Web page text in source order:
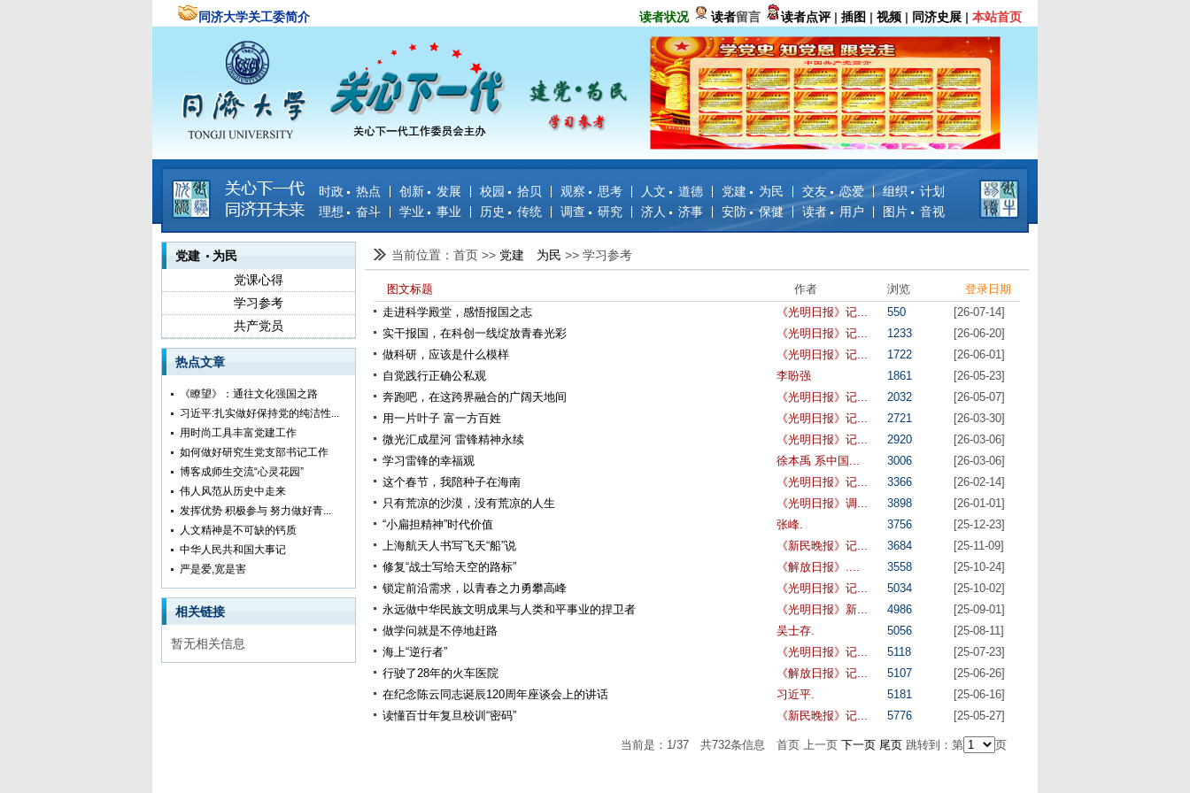
同济大学关工委简介 读者状况 读者留言 读者点评 | 插图 | 视频 | 同济史展 | 本站首页
时政 热点 创新 发展 校园 拾贝 观察 思考 人文 道德 党建 为民 交友 恋爱
组织 计划
理想 奋斗
学业 事业 历史 传统 调查 研究 济人 济事 安防 保健 读者 用户 图片 音视
党建 为民
党课心得
学习参考
共产党员
热点文章
《瞭望》：通往文化强国之路
习近平:扎实做好保持党的纯洁性...
用时尚工具丰富党建工作
如何做好研究生党支部书记工作
博客成师生交流“心灵花园”
伟人风范从历史中走来
发挥优势 积极参与 努力做好青...
人文精神是不可缺的钙质
中华人民共和国大事记
严是爱,宽是害
相关链接
暂无相关信息
当前位置：首页 >> 党建 为民 >> 学习参考
图文标题 作者 浏览
登录日期
[26-07-14]
550
《光明日报》记...
走进科学殿堂，感悟报国之志
[26-06-20]
1233
《光明日报》记...
实干报国，在科创一线绽放青春光彩
[26-06-01]
1722
《光明日报》记...
做科研，应该是什么模样
[26-05-23]
1861
李盼强
自觉践行正确公私观
[26-05-07]
2032
《光明日报》记...
奔跑吧，在这跨界融合的广阔天地间
[26-03-30]
2721
《光明日报》记...
用一片叶子 富一方百姓
[26-03-06]
2920
《光明日报》记...
微光汇成星河 雷锋精神永续
[26-03-06]
3006
徐本禹 系中国...
学习雷锋的幸福观
[26-02-14]
3366
《光明日报》记...
这个春节，我陪种子在海南
[26-01-01]
3898
《光明日报》调...
只有荒凉的沙漠，没有荒凉的人生
[25-12-23]
3756
张峰.
“小扁担精神”时代价值
[25-11-09]
3684
《新民晚报》记...
上海航天人书写飞天“船”说
[25-10-24]
3558
《解放日报》....
修复“战士写给天空的路标”
[25-10-02]
5034
《光明日报》记...
锁定前沿需求，以青春之力勇攀高峰
[25-09-01]
4986
《光明日报》新...
永远做中华民族文明成果与人类和平事业的捍卫者
[25-08-11]
5056
吴士存.
做学问就是不停地赶路
[25-07-23]
5118
《光明日报》记...
海上“逆行者”
[25-06-26]
5107
《解放日报》记...
行驶了28年的火车医院
[25-06-16]
5181
习近平.
在纪念陈云同志诞辰120周年座谈会上的讲话
[25-05-27]
5776
《新民晚报》记...
读懂百廿年复旦校训“密码”
当前是：1/37 共732条信息 首页 上一页 下一页 尾页 跳转到：第 页